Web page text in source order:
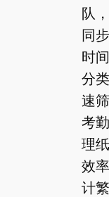
队
同
时
分
速
考
理
效
计